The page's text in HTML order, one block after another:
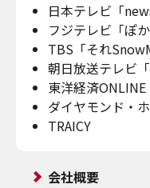
日本テレビ「
フジテレビ「ぽか
TBS「それ
朝日放送テレビ
東洋経済ONLINE
ダイヤモンド・
TRAICY
会社概要